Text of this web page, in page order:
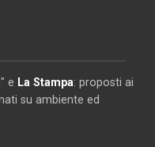
e La Stampa: proposti ai
su ambiente ed